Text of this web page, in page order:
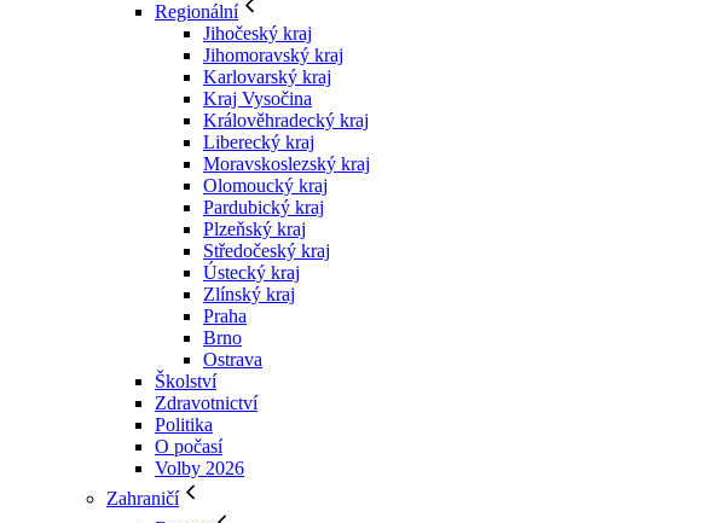
Regionální
Jihočeský kraj
Jihomoravský kraj
Karlovarský kraj
Kraj Vysočina
Králověhradecký kraj
Liberecký kraj
Moravskoslezský kraj
Olomoucký kraj
Pardubický kraj
Plzeňský kraj
Středočeský kraj
Ústecký kraj
Zlínský kraj
Praha
Brno
Ostrava
Školství
Zdravotnictví
Politika
O počasí
Volby 2026
Zahraničí